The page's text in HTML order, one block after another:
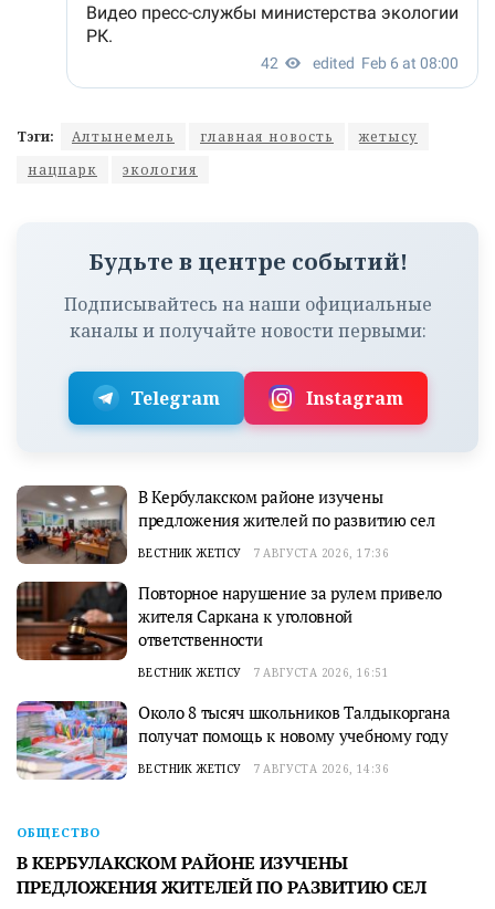
Тэги: Алтынемель главная новость
жетысу
нацпарк
экология
Будьте в центре событий!
Подписывайтесь на наши официальные
каналы и получайте новости первыми:
Telegram Instagram
В Кербулакском районе изучены
предложения жителей по развитию сел
ВЕСТНИК ЖЕТІСУ 7 АВГУСТА 2026, 17:36
Повторное нарушение за рулем привело
жителя Саркана к уголовной
ответственности
ВЕСТНИК ЖЕТІСУ 7 АВГУСТА 2026, 16:51
Около 8 тысяч школьников Талдыкоргана
получат помощь к новому учебному году
ВЕСТНИК ЖЕТІСУ 7 АВГУСТА 2026, 14:36
ОБЩЕСТВО
В КЕРБУЛАКСКОМ РАЙОНЕ ИЗУЧЕНЫ
ПРЕДЛОЖЕНИЯ ЖИТЕЛЕЙ ПО РАЗВИТИЮ СЕЛ